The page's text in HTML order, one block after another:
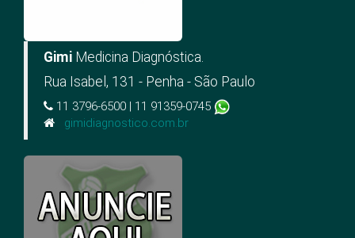
Gimi Medicina Diagnóstica.
Rua Isabel, 131 - Penha - São Paulo
11 3796-6500 | 11 91359-0745
gimidiagnostico.com.br